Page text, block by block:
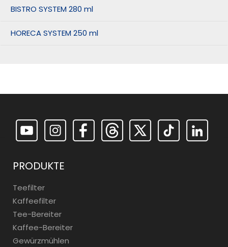
BISTRO SYSTEM 280 ml
HORECA SYSTEM 250 ml
PRODUKTE
Teefilter
Kaffeefilter
Tee-Bereiter
Kaffee-Bereiter
Gewürzmühlen